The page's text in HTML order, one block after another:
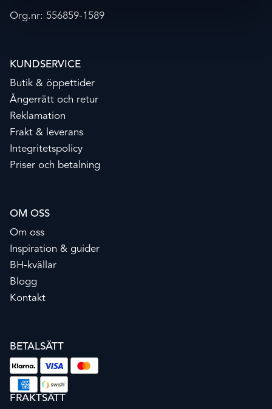
Org.nr: 556859-1589
KUNDSERVICE
Butik & öppettider
Ångerrätt och retur
Reklamation
Frakt & leverans
Integritetspolicy
Priser och betalning
OM OSS
Om oss
Inspiration & guider
BH-kvällar
Blogg
Kontakt
BETALSÄTT
FRAKTSÄTT